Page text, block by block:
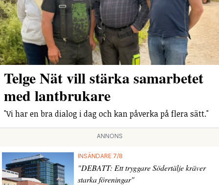
Telge Nät vill stärka samarbetet
med lantbrukare
"Vi har en bra dialog i dag och kan påverka på flera sätt."
ANNONS
INSÄNDARE 7/8
"DEBATT: Ett tryggare Södertälje kräver
starka föreningar"